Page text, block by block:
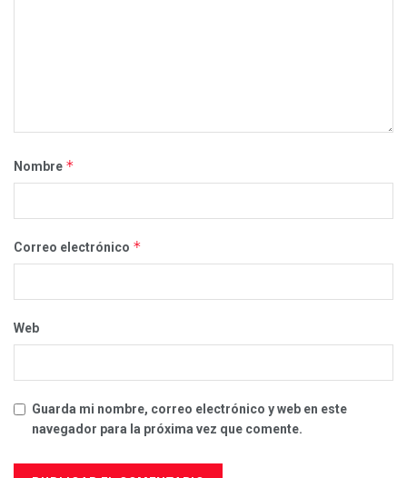
Nombre *
Correo electrónico *
Web
Guarda mi nombre, correo electrónico y web en este
navegador para la próxima vez que comente.